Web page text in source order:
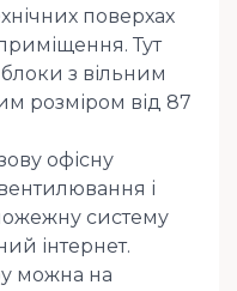
поверхах
Тут
з вільним
розміром від 87
офісну
і
систему
інтернет.
можна на